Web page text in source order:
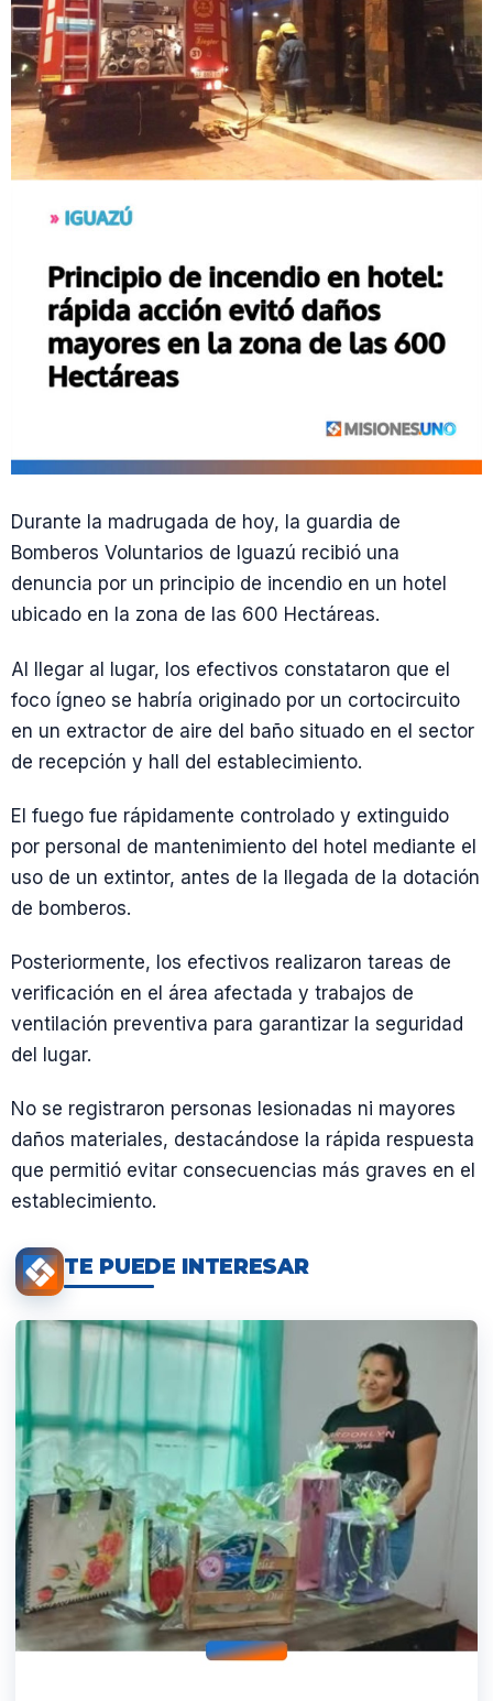
Durante la madrugada de hoy, la guardia de
Bomberos Voluntarios de Iguazú recibió una
denuncia por un principio de incendio en un hotel
ubicado en la zona de las 600 Hectáreas.
Al llegar al lugar, los efectivos constataron que el
foco ígneo se habría originado por un cortocircuito
en un extractor de aire del baño situado en el sector
de recepción y hall del establecimiento.
El fuego fue rápidamente controlado y extinguido
por personal de mantenimiento del hotel mediante el
uso de un extintor, antes de la llegada de la dotación
de bomberos.
Posteriormente, los efectivos realizaron tareas de
verificación en el área afectada y trabajos de
ventilación preventiva para garantizar la seguridad
del lugar.
No se registraron personas lesionadas ni mayores
daños materiales, destacándose la rápida respuesta
que permitió evitar consecuencias más graves en el
establecimiento.
TE PUEDE INTERESAR